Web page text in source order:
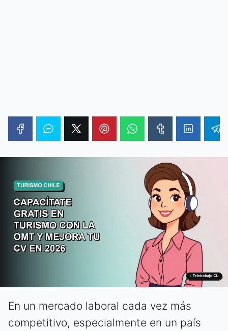
En un mercado laboral cada vez más
competitivo, especialmente en un país